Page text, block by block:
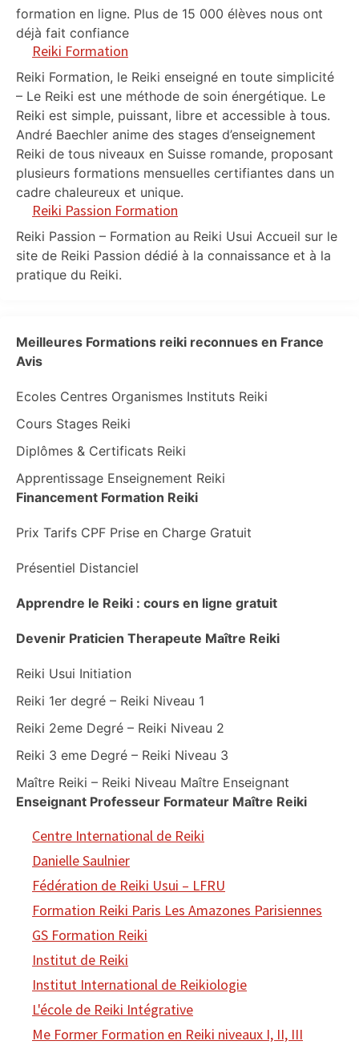
formation en ligne. Plus de 15 000 élèves nous ont
déjà fait confiance
Reiki Formation
Reiki Formation, le Reiki enseigné en toute simplicité
– Le Reiki est une méthode de soin énergétique. Le
Reiki est simple, puissant, libre et accessible à tous.
André Baechler anime des stages d’enseignement
Reiki de tous niveaux en Suisse romande, proposant
plusieurs formations mensuelles certifiantes dans un
cadre chaleureux et unique.
Reiki Passion Formation
Reiki Passion – Formation au Reiki Usui Accueil sur le
site de Reiki Passion dédié à la connaissance et à la
pratique du Reiki.
Meilleures Formations reiki reconnues en France
Avis
Ecoles Centres Organismes Instituts Reiki
Cours Stages Reiki
Diplômes & Certificats Reiki
Apprentissage Enseignement Reiki
Financement Formation Reiki
Prix Tarifs CPF Prise en Charge Gratuit
Présentiel Distanciel
Apprendre le Reiki : cours en ligne gratuit
Devenir Praticien Therapeute Maître Reiki
Reiki Usui Initiation
Reiki 1er degré – Reiki Niveau 1
Reiki 2eme Degré – Reiki Niveau 2
Reiki 3 eme Degré – Reiki Niveau 3
Maître Reiki – Reiki Niveau Maître Enseignant
Enseignant Professeur Formateur Maître Reiki
Centre International de Reiki
Danielle Saulnier
Fédération de Reiki Usui – LFRU
Formation Reiki Paris Les Amazones Parisiennes
GS Formation Reiki
Institut de Reiki
Institut International de Reikiologie
L'école de Reiki Intégrative
Me Former Formation en Reiki niveaux I, II, III